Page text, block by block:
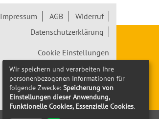
Impressum AGB
Widerruf
Datenschutzerklärung
Cookie Einstellungen
Widerrufsformular
Wir speichern und verarbeiten Ihre
personenbezogenen Informationen für
folgende Zwecke: Speicherung von
Einstellungen dieser Anwendung,
Funktionelle Cookies, Essenzielle Cookies.